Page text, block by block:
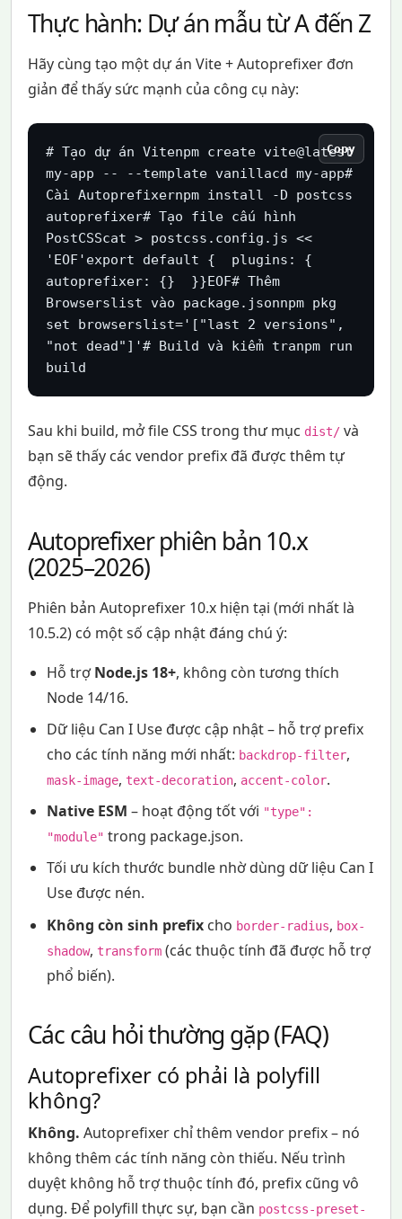
Thực hành: Dự án mẫu từ A đến Z
Hãy cùng tạo một dự án Vite + Autoprefixer đơn
giản để thấy sức mạnh của công cụ này:
# Tạo dự án Vitenpm create vite@latest
my-app -- --template vanillacd my-app#
Cài Autoprefixernpm install -D postcss
autoprefixer# Tạo file cấu hình
PostCSScat > postcss.config.js <<
'EOF'export default {  plugins: {
autoprefixer: {}  }}EOF# Thêm
Browserslist vào package.jsonnpm pkg
set browserslist='["last 2 versions",
"not dead"]'# Build và kiểm tranpm run
build
Copy
Sau khi build, mở file CSS trong thư mục dist/và
bạn sẽ thấy các vendor prefix đã được thêm tự
động.
Autoprefixer phiên bản 10.x
(2025–2026)
Phiên bản Autoprefixer 10.x hiện tại (mới nhất là
10.5.2) có một số cập nhật đáng chú ý:
Hỗ trợNode.js 18+, không còn tương thích
Node 14/16.
Dữ liệu Can I Use được cập nhật – hỗ trợ prefix
cho các tính năng mới nhất: backdrop-filter,
mask-image, text-decoration, accent-color.
Native ESM – hoạt động tốt với "type":
"module" trong package.json.
Tối ưu kích thước bundle nhờ dùng dữ liệu Can I
Use được nén.
Không còn sinh prefix cho border-radius, box-
shadow, transform (các thuộc tính đã được hỗ trợ
phổ biến).
Các câu hỏi thường gặp (FAQ)
Autoprefixer có phải là polyfill
không?
Không. Autoprefixer chỉ thêm vendor prefix – nó
không thêm các tính năng còn thiếu. Nếu trình
duyệt không hỗ trợ thuộc tính đó, prefix cũng vô
dụng. Để polyfill thực sự, bạn cần postcss-preset-